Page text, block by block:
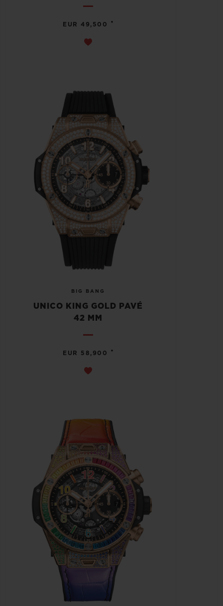
EUR 49,500 •
BIG BANG
UNICO KING GOLD PAVÉ
42 MM
EUR 58,900 •